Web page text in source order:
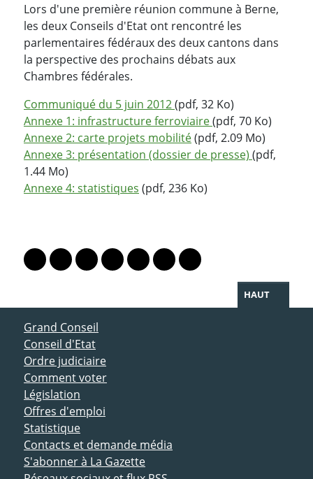
Lors d'une première réunion commune à Berne,
les deux Conseils d'Etat ont rencontré les
parlementaires fédéraux des deux cantons dans
la perspective des prochains débats aux
Chambres fédérales.
Communiqué du 5 juin 2012(pdf, 32 Ko)
Annexe 1: infrastructure ferroviaire(pdf, 70 Ko)
Annexe 2: carte projets mobilité(pdf, 2.09 Mo)
Annexe 3: présentation (dossier de presse) (pdf,
1.44 Mo)
Annexe 4: statistiques (pdf, 236 Ko)
Lien vers le profil Mastodon
Lien vers le profil Bluesky
Lien vers le profil Instagram
Lien vers le profil Linkedin
Lien vers le profil Facebook
Lien vers le profil Twitter
Partager par WhatsApp
HAUT
ACCÈS DIRECT
Grand Conseil
Conseil d'Etat
Ordre judiciaire
Comment voter
Législation
Offres d'emploi
Statistique
Contacts et demande média
S'abonner à La Gazette